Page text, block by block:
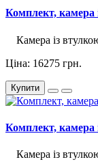
Комплект, камера
Камера із
Ціна: 16275 грн.
Купити
Комплект, камера
Камера із